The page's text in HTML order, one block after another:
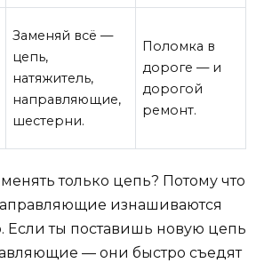
Заменяй всё —
цепь,
натяжитель,
направляющие,
шестерни.
Поломка в
дороге — и
дорогой
ремонт.
только цепь? Потому что
изнашиваются
Если ты поставишь новую цепь
— они быстро съедят